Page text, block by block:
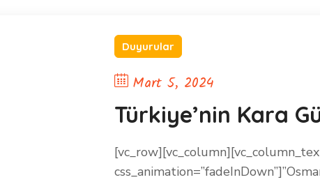
Duyurular
Mart 5, 2024
Türkiye’nin Kara